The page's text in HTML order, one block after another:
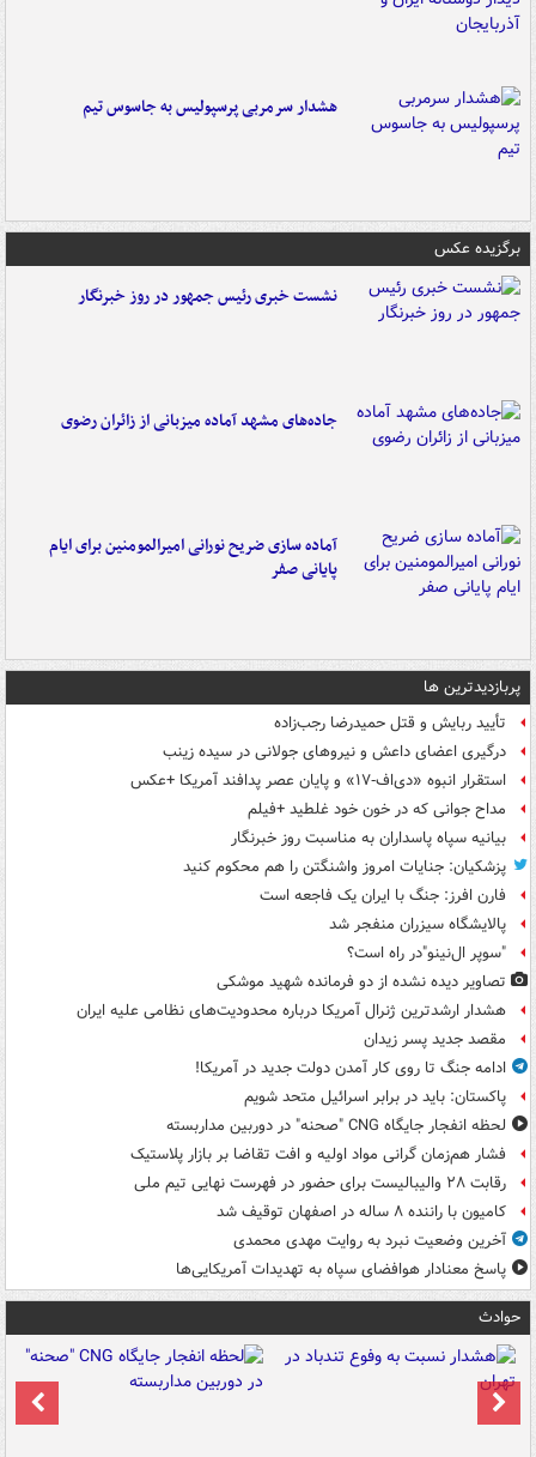
هشدار سرمربی پرسپولیس به جاسوس تیم
برگزیده عکس
نشست خبری رئیس جمهور در روز خبرنگار
جاده‌های مشهد آماده میزبانی از زائران رضوی
آماده سازی ضریح نورانی امیرالمومنین برای ایام
پایانی صفر
پربازدیدترین ها
تأیید ربایش و قتل حمیدرضا رجب‌زاده
درگیری اعضای داعش و نیروهای جولانی در سیده زینب
استقرار انبوه «دی‌اف‑۱۷» و پایان عصر پدافند آمریکا +عکس
مداح جوانی که در خون خود غلطید +فیلم
بیانیه سپاه پاسداران به مناسبت روز خبرنگار
پزشکیان: جنایات امروز واشنگتن را هم محکوم کنید
فارن افرز: جنگ با ایران یک فاجعه است
پالایشگاه سیزران منفجر شد
"سوپر ال‌نینو"در راه است؟
تصاویر دیده‌ نشده از دو فرمانده شهید موشکی
هشدار ارشدترین ژنرال آمریکا درباره محدودیت‌های نظامی علیه ایران
مقصد جدید پسر زیدان
ادامه جنگ تا روی کار آمدن دولت جدید در آمریکا!
پاکستان: باید در برابر اسرائیل متحد شویم
لحظه انفجار جایگاه CNG "صحنه" در دوربین مداربسته
فشار هم‌زمان گرانی مواد اولیه و افت تقاضا بر بازار پلاستیک
رقابت ۲۸ والیبالیست برای حضور در فهرست نهایی تیم ملی
کامیون با راننده ۸ ساله در اصفهان توقیف شد
آخرین وضعیت نبرد به روایت مهدی محمدی
پاسخ معنادار هوافضای سپاه به تهدیدات آمریکایی‌ها
حوادث